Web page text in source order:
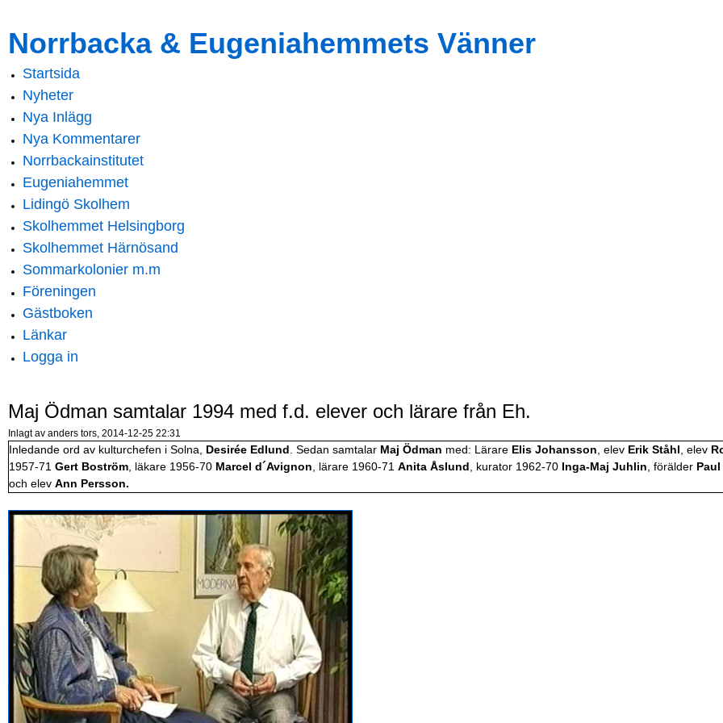
main
content
navigation
Norrbacka & Eugeniahemmets Vänner
Main menu
Startsida
Nyheter
Nya Inlägg
Nya Kommentarer
Norrbackainstitutet
Eugeniahemmet
Lidingö Skolhem
Skolhemmet Helsingborg
Skolhemmet Härnösand
Sommarkolonier m.m
Föreningen
Gästboken
Länkar
Logga in
Maj Ödman samtalar 1994 med f.d. elever och lärare från Eh.
Inlagt av anders tors, 2014-12-25 22:31
Inledande ord av kulturchefen i Solna, Desirée Edlund . Sedan samtalar Maj Ödman med: Lärare Elis Johansson , elev Erik Ståhl , elev
1957-71 Gert Boström , läkare 1956-70 Marcel d´Avignon , lärare 1960-71 Anita Åslund , kurator 1962-70 Inga-Maj Juhlin , förälder Paul
och elev Ann Persson.